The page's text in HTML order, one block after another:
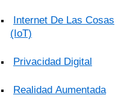
Internet De Las Cosas
(IoT)
Privacidad Digital
Realidad Aumentada